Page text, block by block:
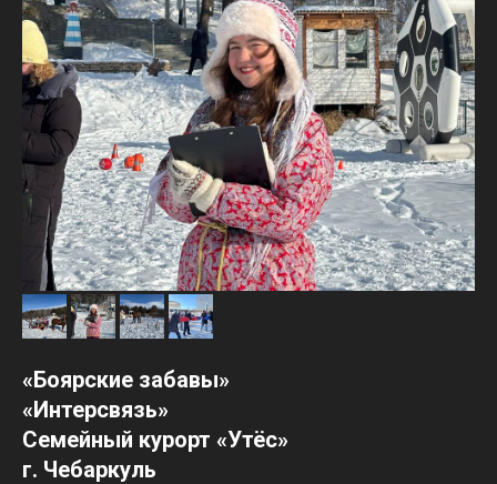
«Боярские забавы»
«Интерсвязь»
Семейный курорт «Утёс»
г. Чебаркуль